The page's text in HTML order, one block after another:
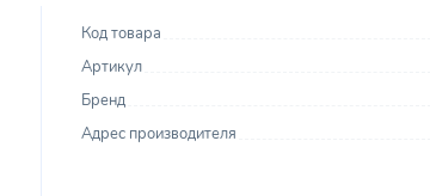
Код товара
Артикул
Бренд
Адрес производителя